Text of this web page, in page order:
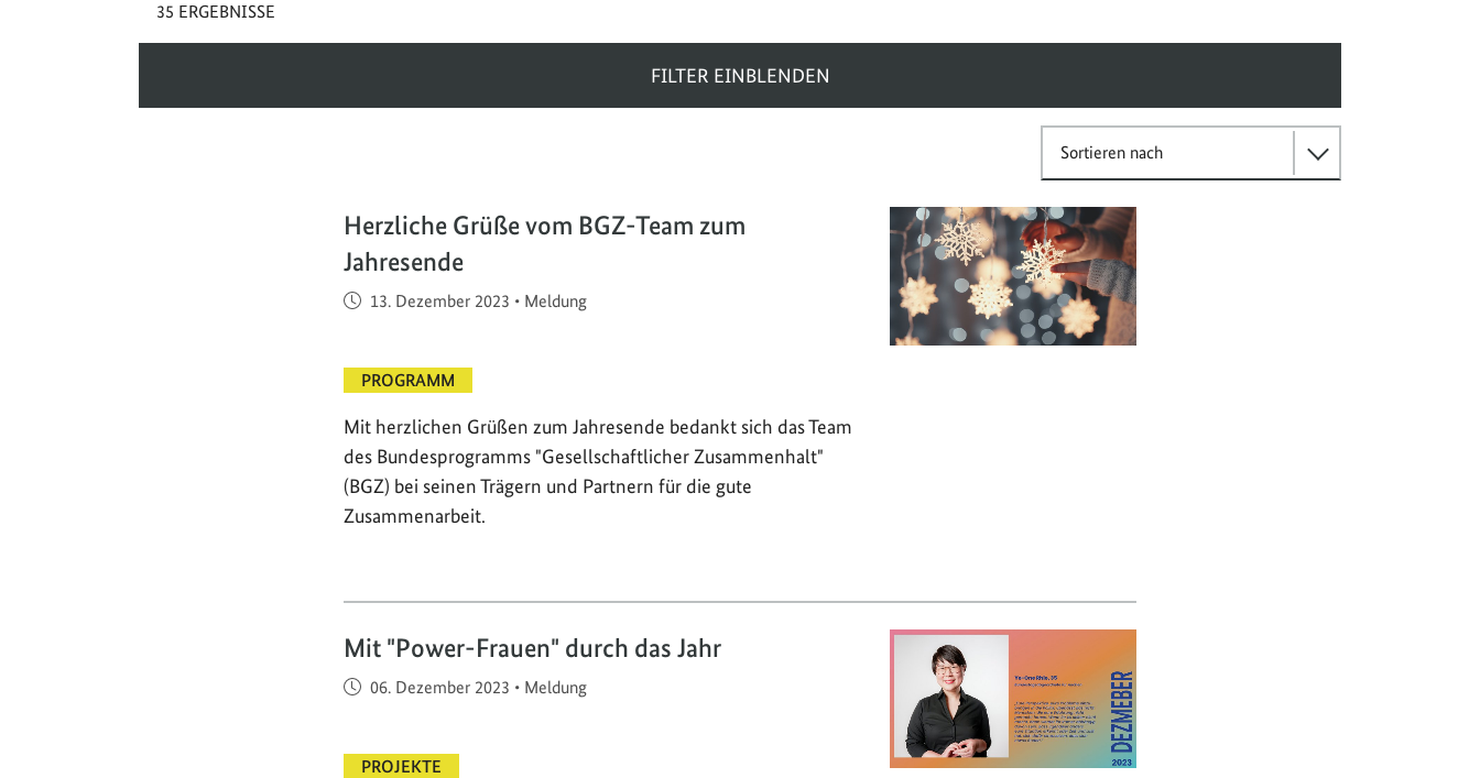
35 ERGEBNISSE
FILTER EINBLENDEN
Sortieren nach
Herzliche Grüße vom BGZ-Team zum
Jahresende
Veröffentlicht am
13. Dezember 2023 • Meldung
PROGRAMM
Mit herzlichen Grüßen zum Jahresende bedankt sich das Team
des Bundesprogramms "Gesellschaftlicher Zusammenhalt"
(BGZ) bei seinen Trägern und Partnern für die gute
Zusammenarbeit.
Mit "Power-Frauen" durch das Jahr
Veröffentlicht am
06. Dezember 2023 • Meldung
PROJEKTE